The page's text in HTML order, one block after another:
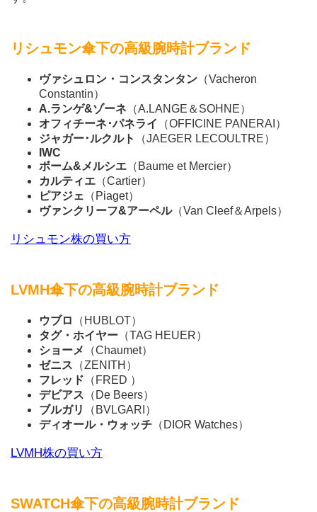
リシュモン傘下の高級腕時計ブランド
ヴァシュロン・コンスタンタン （Vacheron
Constantin）
A.ランゲ&ゾーネ （A.LANGE＆SOHNE）
オフィチーネ･パネライ
（OFFICINE PANERAI）
ジャガー･ルクルト
（JAEGER LECOULTRE）
IWC
ボーム&メルシエ （Baume et Mercier）
カルティエ （Cartier）
ピアジェ （Piaget）
ヴァンクリーフ&アーペル（Van Cleef＆Arpels）
リシュモン株の買い方
LVMH傘下の高級腕時計ブランド
ウブロ
（HUBLOT）
タグ・ホイヤー （TAG HEUER）
ショーメ
（Chaumet）
ゼニス （ZENITH）
フレッド （FRED ）
デビアス （De Beers）
ブルガリ
（BVLGARI）
ディオール・ウォッチ （DIOR Watches）
LVMH株の買い方
SWATCH傘下の高級腕時計ブランド